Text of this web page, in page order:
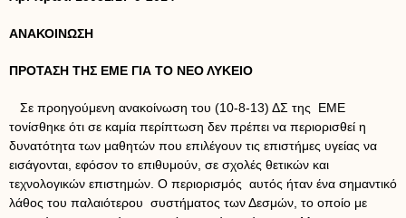
ΑΝΑΚΟΙΝΩΣΗ
ΠΡΟΤΑΣΗ ΤΗΣ ΕΜΕ ΓΙΑ ΤΟ ΝΕΟ ΛΥΚΕΙΟ
Σε προηγούμενη ανακοίνωση του (10-8-13) ΔΣ της ΕΜΕ
τονίσθηκε ότι σε καμία περίπτωση δεν πρέπει να περιορισθεί η
δυνατότητα των μαθητών που επιλέγουν τις επιστήμες υγείας να
εισάγονται, εφόσον το επιθυμούν, σε σχολές θετικών και
τεχνολογικών επιστημών. Ο περιορισμός αυτός ήταν ένα σημαντικό
λάθος του παλαιότερου συστήματος των Δεσμών, το οποίο με